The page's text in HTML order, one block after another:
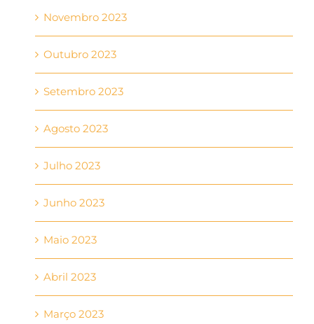
Novembro 2023
Outubro 2023
Setembro 2023
Agosto 2023
Julho 2023
Junho 2023
Maio 2023
Abril 2023
Março 2023